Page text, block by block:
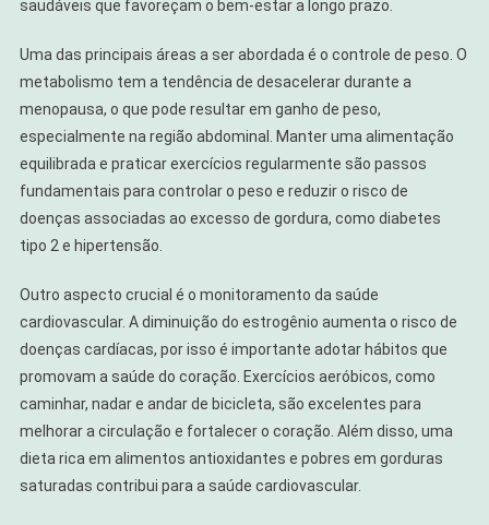
saudáveis que favoreçam o bem-estar a longo prazo.
Uma das principais áreas a ser abordada é o controle de peso. O
metabolismo tem a tendência de desacelerar durante a
menopausa, o que pode resultar em ganho de peso,
especialmente na região abdominal. Manter uma alimentação
equilibrada e praticar exercícios regularmente são passos
fundamentais para controlar o peso e reduzir o risco de
doenças associadas ao excesso de gordura, como diabetes
tipo 2 e hipertensão.
Outro aspecto crucial é o monitoramento da saúde
cardiovascular. A diminuição do estrogênio aumenta o risco de
doenças cardíacas, por isso é importante adotar hábitos que
promovam a saúde do coração. Exercícios aeróbicos, como
caminhar, nadar e andar de bicicleta, são excelentes para
melhorar a circulação e fortalecer o coração. Além disso, uma
dieta rica em alimentos antioxidantes e pobres em gorduras
saturadas contribui para a saúde cardiovascular.